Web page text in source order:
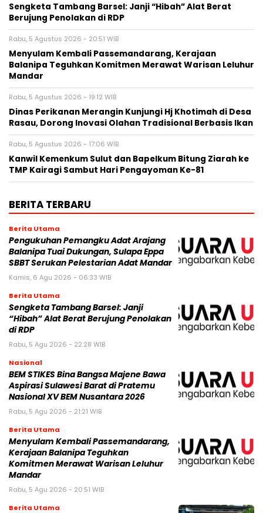
Sengketa Tambang Barsel: Janji “Hibah” Alat Berat
Berujung Penolakan di RDP
Rabu, 5 Agustus 2026 - 20:51 WIB
Menyulam Kembali Passemandarang, Kerajaan
Balanipa Teguhkan Komitmen Merawat Warisan Leluhur
Mandar
Rabu, 5 Agustus 2026 - 19:12 WIB
Dinas Perikanan Merangin Kunjungi Hj Khotimah di Desa
Rasau, Dorong Inovasi Olahan Tradisional Berbasis Ikan
Rabu, 5 Agustus 2026 - 17:06 WIB
Kanwil Kemenkum Sulut dan Bapelkum Bitung Ziarah ke
TMP Kairagi Sambut Hari Pengayoman Ke-81
BERITA TERBARU
Berita Utama
Pengukuhan Pemangku Adat Arajang
Balanipa Tuai Dukungan, Sulapa Eppa
SBBT Serukan Pelestarian Adat Mandar
Kamis, 6 Agu 2026 - 06:33 WIB
Berita Utama
Sengketa Tambang Barsel: Janji
“Hibah” Alat Berat Berujung Penolakan
di RDP
Rabu, 5 Agu 2026 - 22:28 WIB
Nasional
BEM STIKES Bina Bangsa Majene Bawa
Aspirasi Sulawesi Barat di Pratemu
Nasional XV BEM Nusantara 2026
Rabu, 5 Agu 2026 - 21:21 WIB
Berita Utama
Menyulam Kembali Passemandarang,
Kerajaan Balanipa Teguhkan
Komitmen Merawat Warisan Leluhur
Mandar
Rabu, 5 Agu 2026 - 20:51 WIB
Berita Utama